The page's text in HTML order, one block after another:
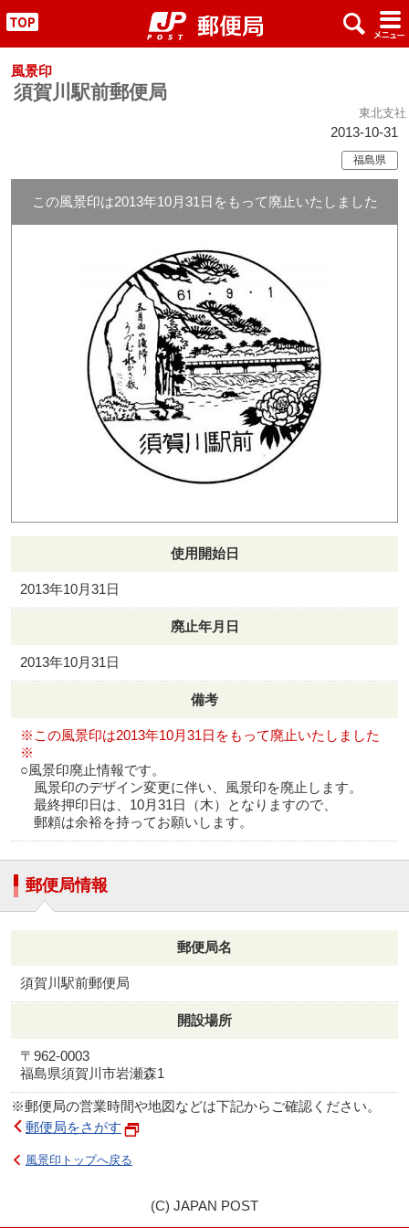
" x #
風景印
須賀川駅前郵便局
東北支社
2013-10-31
福島県
この風景印は2013年10月31日をもって廃止いたしました
使用開始日
2013年10月31日
廃止年月日
2013年10月31日
備考
※この風景印は2013年10月31日をもって廃止いたしました
※
○風景印廃止情報です。
風景印のデザイン変更に伴い、風景印を廃止します。
最終押印日は、10月31日（木）となりますので、
郵頼は余裕を持ってお願いします。
郵便局情報
郵便局名
須賀川駅前郵便局
開設場所
〒962-0003
福島県須賀川市岩瀬森1
※郵便局の営業時間や地図などは下記からご確認ください。
郵便局をさがす
風景印トップへ戻る
(C) JAPAN POST